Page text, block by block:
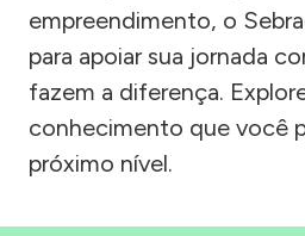
empreendimento, o
para apoiar sua jornada
fazem a diferença.
conhecimento que você
próximo nível.